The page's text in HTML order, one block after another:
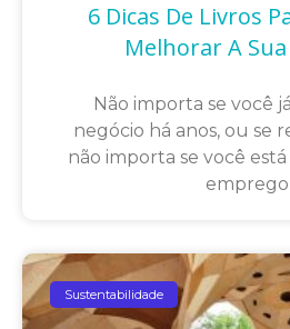
6 Dicas De Livros
Melhorar A
Não importa se você
negócio há anos, ou se
não importa se você
Sustentabilidade